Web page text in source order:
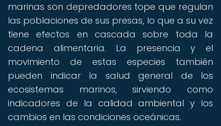
marinas son depredadores tope que regulan
las poblaciones de sus presas, lo que a su vez
tiene efectos en cascada sobre toda la
cadena alimentaria. La presencia y el
movimiento de estas especies también
pueden indicar la salud general de los
ecosistemas marinos, sirviendo como
indicadores de la calidad ambiental y los
cambios en las condiciones oceánicas.